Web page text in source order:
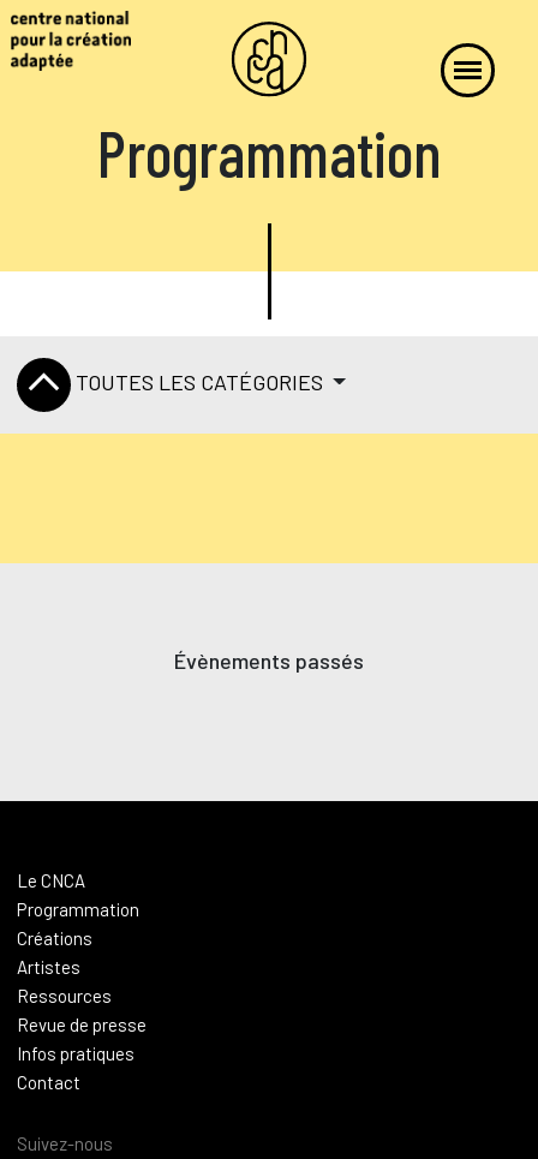
Programmation
TOUTES LES CATÉGORIES
Évènements passés
Le CNCA
Programmation
Créations
Artistes
Ressources
Revue de presse
Infos pratiques
Contact
Suivez-nous